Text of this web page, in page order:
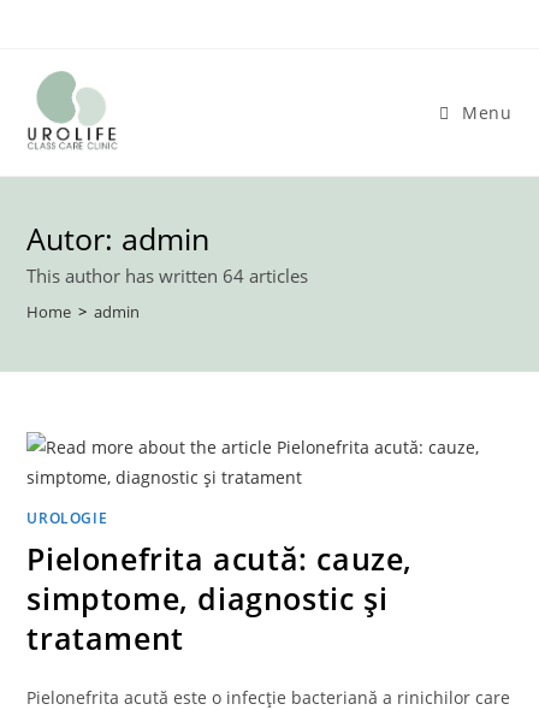
content
Menu
Autor: admin
This author has written 64 articles
Home > admin
UROLOGIE
Pielonefrita acută: cauze,
simptome, diagnostic și
tratament
Pielonefrita acută este o infecție bacteriană a rinichilor care